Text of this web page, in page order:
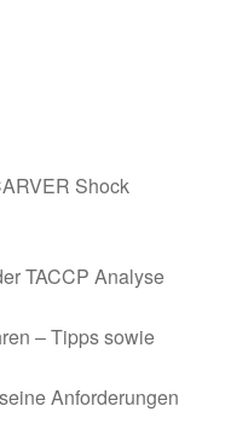
Shock
TACCP Analyse
– Tipps sowie
Anforderungen